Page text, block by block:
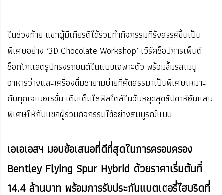
ในช่วงท้าย แขกผู้มีเกียรติได้ร่วมทำกิจกรรมที่รังสรรค์ขึ้นเป็น
พิเศษอย่าง ‘3D Chocolate Workshop’ เวิร์คช็อปการเพ็นต์
ช็อกโกแลตรูปทรงรถยนต์ในแบบเฉพาะตัว พร้อมลิ้มรสเมนู
อาหารว่างและเครื่องดื่มชายามบ่ายที่คัดสรรมาเป็นพิเศษเหมาะ
กับทุกเจเนอเรชั่น เติมเต็มไลฟ์สไตล์ในวันหยุดสุดสัปดาห์อันแสน
พิเศษให้กับแขกผู้ร่วมกิจกรรมได้อย่างสมบูรณ์แบบ
เอเอเอสฯ มอบข้อเสนอที่ดีที่สุดในการครอบครอง
Bentley Flying Spur Hybrid ด้วยราคาเริ่มต้นที่
14.4 ล้านบาท พร้อมการรับประกันแบตเตอรี่ไฮบริดที่